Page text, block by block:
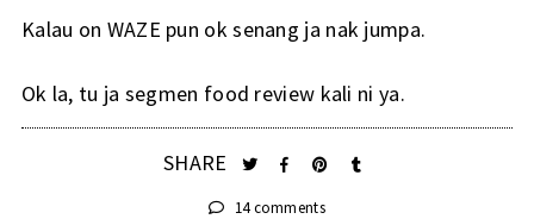
Kalau on WAZE pun ok senang ja nak jumpa.
Ok la, tu ja segmen food review kali ni ya.
SHARE
14 comments